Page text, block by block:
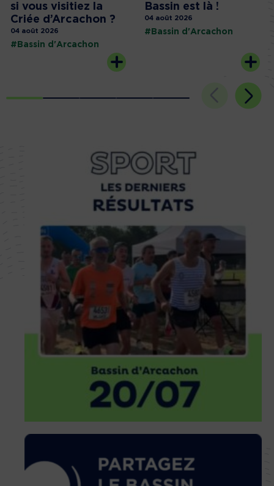
si vous visitiez la
Criée d’Arcachon ?
04 août 2026
#Bassin d'Arcachon
Bassin est là !
04 août 2026
#Bassin d'Arcachon